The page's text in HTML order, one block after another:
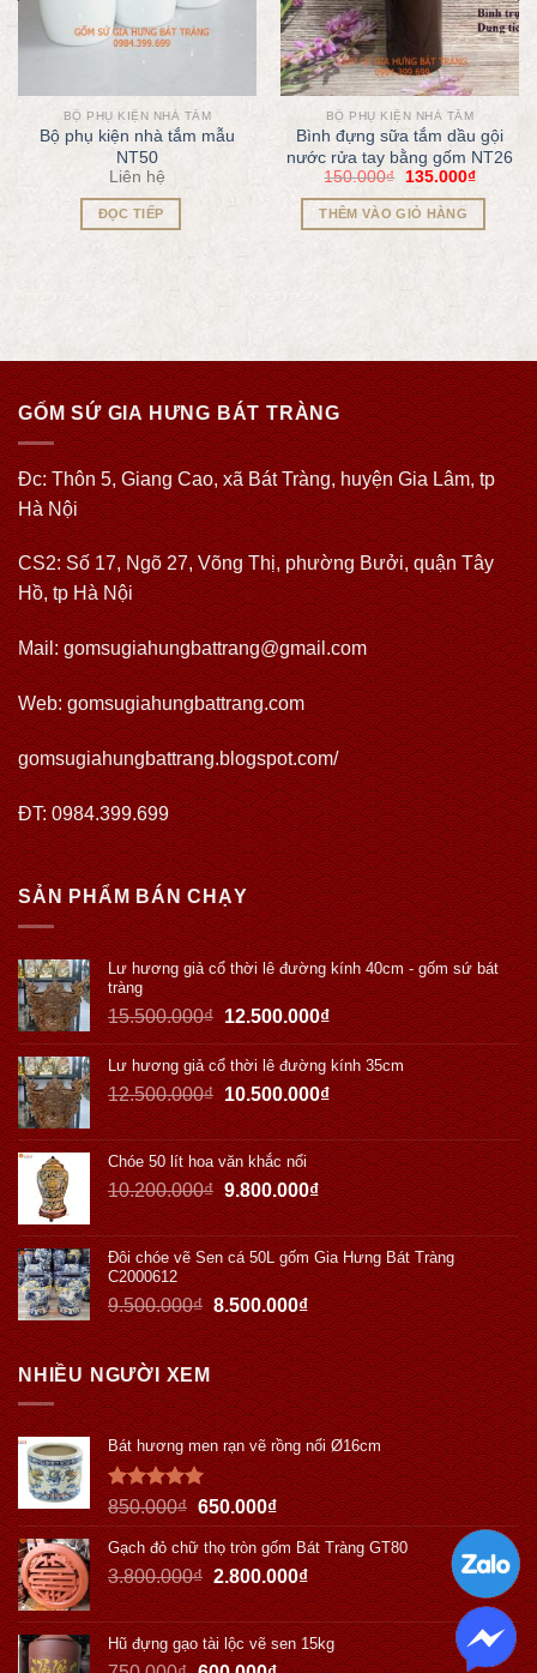
BỘ PHỤ KIỆN NHÀ TẮM
Bộ phụ kiện nhà tắm mẫu
NT50
Liên hệ
ĐỌC TIẾP
BỘ PHỤ KIỆN NHÀ TẮM
Bình đựng sữa tắm dầu gội
nước rửa tay bằng gốm NT26
150.000₫ 135.000₫
THÊM VÀO GIỎ HÀNG
GỐM SỨ GIA HƯNG BÁT TRÀNG
Đc: Thôn 5, Giang Cao, xã Bát Tràng, huyện Gia Lâm, tp
Hà Nội
CS2: Số 17, Ngõ 27, Võng Thị, phường Bưởi, quận Tây
Hồ, tp Hà Nội
Mail: gomsugiahungbattrang@gmail.com
Web:gomsugiahungbattrang.com
gomsugiahungbattrang.blogspot.com/
ĐT: 0984.399.699
SẢN PHẨM BÁN CHẠY
Lư hương giả cổ thời lê đường kính 40cm - gốm sứ bát
tràng
15.500.000₫ 12.500.000₫
Lư hương giả cổ thời lê đường kính 35cm
12.500.000₫ 10.500.000₫
Chóe 50 lít hoa văn khắc nổi
10.200.000₫ 9.800.000₫
Đôi chóe vẽ Sen cá 50L gốm Gia Hưng Bát Tràng
C2000612
9.500.000₫ 8.500.000₫
NHIỀU NGƯỜI XEM
Bát hương men rạn vẽ rồng nổi Ø16cm
Được xếp
hạng5.00
5 sao
850.000₫ 650.000₫
Gạch đỏ chữ thọ tròn gốm Bát Tràng GT80
3.800.000₫ 2.800.000₫
Hũ đựng gạo tài lộc vẽ sen 15kg